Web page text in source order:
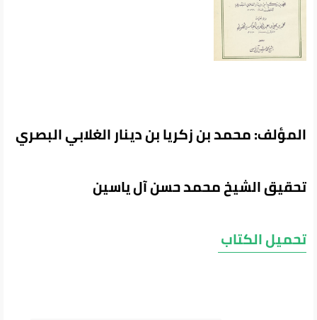
المؤلف: محمد بن زكريا بن دينار الغلابي البصري
تحقيق الشيخ محمد حسن آل ياسين
تحميل الكتاب